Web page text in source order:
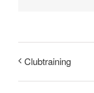
Clubtraining